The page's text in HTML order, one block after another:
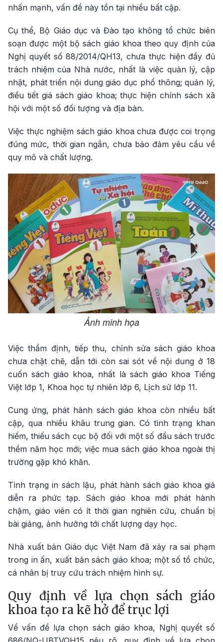
nhấn mạnh, vấn đề này tồn tại nhiều bất cập.
Cụ thể, Bộ Giáo dục và Đào tạo không tổ chức biên
soạn được một bộ sách giáo khoa theo quy định của
Nghị quyết số 88/2014/QH13, chưa thực hiện đầy đủ
trách nhiệm của Nhà nước, nhất là việc quản lý, cập
nhật, phát triển nội dung giáo dục phổ thông; quản lý,
điều tiết giá sách giáo khoa; thực hiện chính sách xã
hội với một số đối tượng và địa bàn.
Việc thực nghiệm sách giáo khoa chưa được coi trọng
đúng mức, thời gian ngắn, chưa bảo đảm yêu cầu về
quy mô và chất lượng.
Ảnh minh họa
Việc thẩm định, tiếp thu, chỉnh sửa sách giáo khoa
chưa chặt chẽ, dẫn tới còn sai sót về nội dung ở 18
cuốn sách giáo khoa, nhất là sách giáo khoa Tiếng
Việt lớp 1, Khoa học tự nhiên lớp 6, Lịch sử lớp 11.
Cung ứng, phát hành sách giáo khoa còn nhiều bất
cập, qua nhiều khâu trung gian. Có tình trạng khan
hiếm, thiếu sách cục bộ đối với một số đầu sách trước
thềm năm học mới; việc mua sách giáo khoa ngoài thị
trường gặp khó khăn.
Tình trạng in sách lậu, phát hành sách giáo khoa giả
diễn ra phức tạp. Sách giáo khoa mới phát hành
chậm, giáo viên có ít thời gian nghiên cứu, chuẩn bị
bài giảng, ảnh hưởng tới chất lượng dạy học.
Nhà xuất bản Giáo dục Việt Nam đã xảy ra sai phạm
trong in ấn, xuất bản sách giáo khoa; một số tổ chức,
cá nhân bị truy cứu trách nhiệm hình sự.
Quy định về lựa chọn sách giáo
khoa tạo ra kẽ hở để trục lợi
Về vấn đề lựa chọn sách giáo khoa, Nghị quyết số